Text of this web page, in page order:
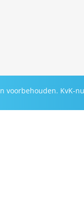
voorbehouden. KvK-